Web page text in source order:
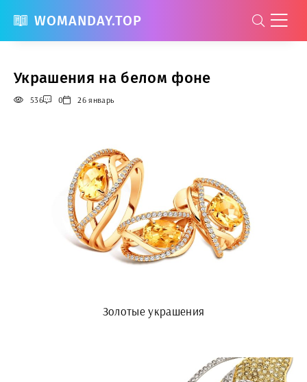
WOMANDAY.TOP
Украшения на белом фоне
536 0 26 январь
Золотые украшения